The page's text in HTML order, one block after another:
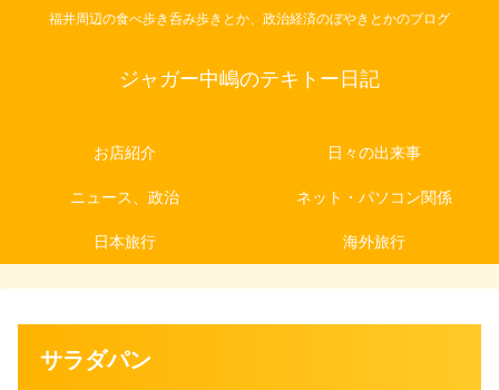
福井周辺の食べ歩き呑み歩きとか、政治経済のぼやきとかのブログ
ジャガー中嶋のテキトー日記
お店紹介 日々の出来事
ニュース、政治 ネット・パソコン関係
日本旅行 海外旅行
サラダパン